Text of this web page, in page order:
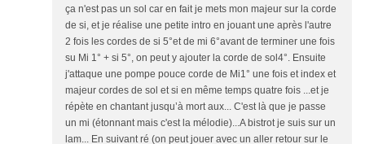
ça n'est pas un sol car en fait je mets mon majeur sur la corde
de si, et je réalise une petite intro en jouant une après l'autre
2 fois les cordes de si 5°et de mi 6°avant de terminer une fois
su Mi 1° + si 5°, on peut y ajouter la corde de sol4°. Ensuite
j'attaque une pompe pouce corde de Mi1° une fois et index et
majeur cordes de sol et si en même temps quatre fois ...et je
répète en chantant jusqu’à mort aux... C'est là que je passe
un mi (étonnant mais c'est la mélodie)...A bistrot je suis sur un
lam... En suivant ré (on peut jouer avec un aller retour sur le